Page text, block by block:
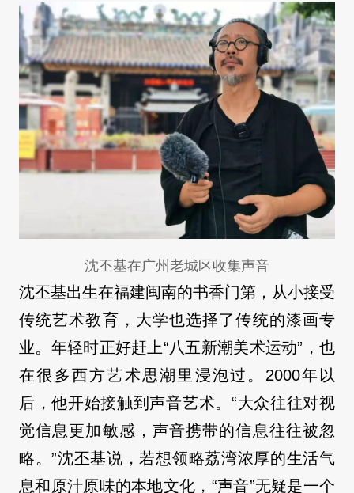
沈丕基在广州老城区收集声音
沈丕基出生在福建闽南的书香门第，从小接受
传统艺术教育，大学也选择了传统的漆画专
业。年轻时正好赶上“八五新潮美术运动”，也
在很多西方艺术思潮里浸泡过。2000年以
后，他开始接触到声音艺术。“大众往往对视
觉信息更加敏感，声音携带的信息往往被忽
略。”沈丕基说，若想领略荔湾浓厚的生活气
息和原汁原味的本地文化，“声音”无疑是一个